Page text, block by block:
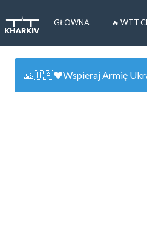
GŁOWNA 🔥 WTT
🙏🇺🇦❤️Wspieraj Armię